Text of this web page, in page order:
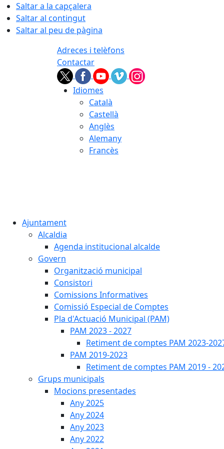
Saltar a la capçalera
Saltar al contingut
Saltar al peu de pàgina
Adreces i telèfons
Contactar
Idiomes
Català
Castellà
Anglès
Alemany
Francès
Ajuntament
Alcaldia
Agenda institucional alcalde
Govern
Organització municipal
Consistori
Comissions Informatives
Comissió Especial de Comptes
Pla d'Actuació Municipal (PAM)
PAM 2023 - 2027
Retiment de comptes PAM 2023-
PAM 2019-2023
Retiment de comptes PAM 2019 -
Grups municipals
Mocions presentades
Any 2025
Any 2024
Any 2023
Any 2022